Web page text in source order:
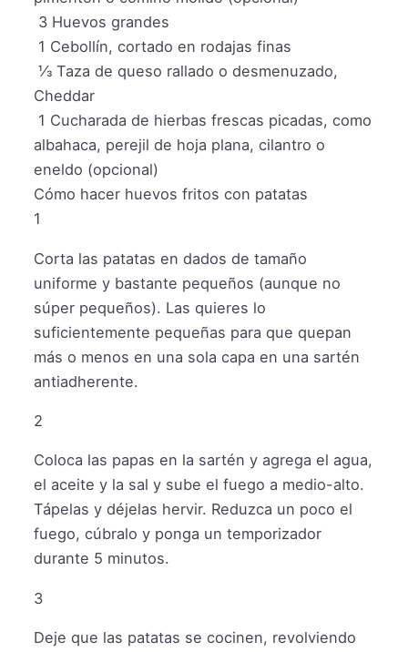
3 Huevos grandes
1 Cebollín, cortado en rodajas finas
⅓ Taza de queso rallado o desmenuzado,
Cheddar
1 Cucharada de hierbas frescas picadas, como
albahaca, perejil de hoja plana, cilantro o
eneldo (opcional)
Cómo hacer huevos fritos con patatas
1
Corta las patatas en dados de tamaño
uniforme y bastante pequeños (aunque no
súper pequeños). Las quieres lo
suficientemente pequeñas para que quepan
más o menos en una sola capa en una sartén
antiadherente.
2
Coloca las papas en la sartén y agrega el agua,
el aceite y la sal y sube el fuego a medio-alto.
Tápelas y déjelas hervir. Reduzca un poco el
fuego, cúbralo y ponga un temporizador
durante 5 minutos.
3
Deje que las patatas se cocinen, revolviendo